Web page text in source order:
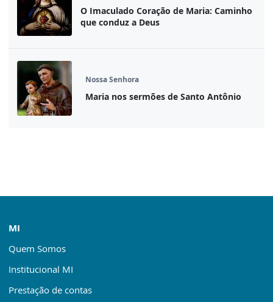
O Imaculado Coração de Maria: Caminho
que conduz a Deus
Nossa Senhora
Maria nos sermões de Santo Antônio
MI
Quem Somos
Institucional MI
Prestação de contas